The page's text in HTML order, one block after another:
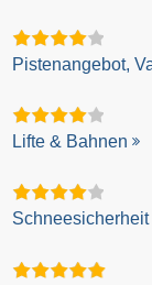
Pistenangebot,
Lifte & Bahnen
Schneesicherheit